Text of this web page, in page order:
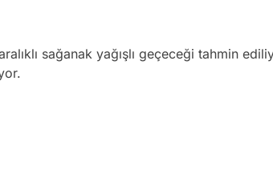
sağanak yağışlı geçeceği tahmin